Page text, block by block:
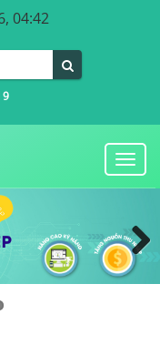
04:42
Next